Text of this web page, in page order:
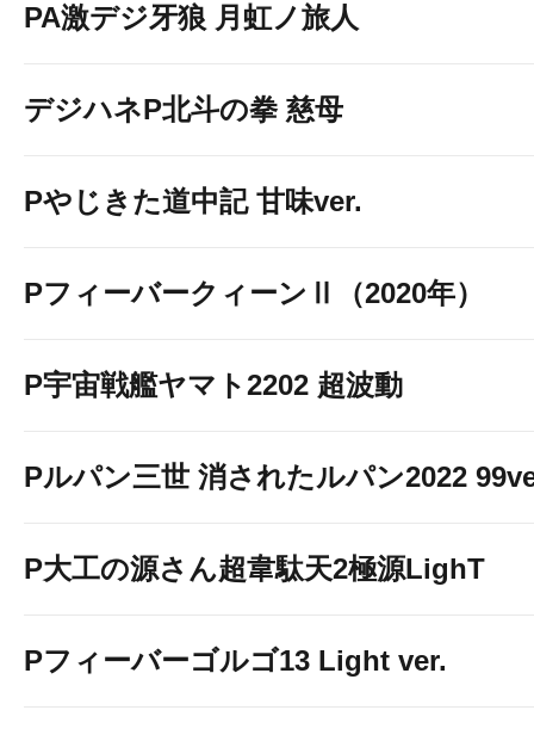
PA激デジ牙狼 月虹ノ旅人
デジハネP北斗の拳 慈母
Pやじきた道中記 甘味ver.
PフィーバークィーンⅡ（2020年）
P宇宙戦艦ヤマト2202 超波動
Pルパン三世 消されたルパン2022
P大工の源さん超韋駄天2極源LighT
Pフィーバーゴルゴ13 Light ver.